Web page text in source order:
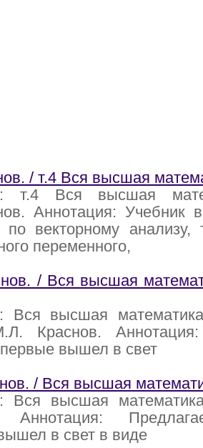
/ т.4 Вся высшая
т.4 Вся высшая
Аннотация: Учебник
по векторному анализу,
переменного,
/ Вся высшая
Вся высшая
Краснов.
вышел в свет
/ Вся высшая
Вся высшая
Аннотация:
в свет в виде